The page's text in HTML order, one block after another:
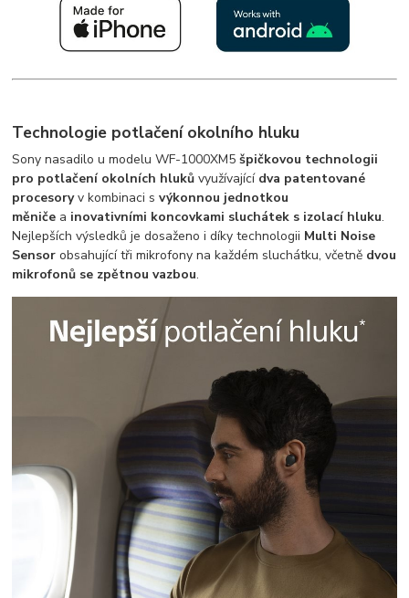
Technologie potlačení okolního hluku
Sony nasadilo u modelu WF-1000XM5špičkovou technologii
pro potlačení okolních hluků využívající dva patentované
procesoryv kombinaci svýkonnou jednotkou
měniče a inovativními koncovkami sluchátek s izolací hluku.
Nejlepších výsledků je dosaženo i díky technologii Multi Noise
Sensor obsahující tři mikrofony na každém sluchátku, včetně dvou
mikrofonů se zpětnou vazbou.